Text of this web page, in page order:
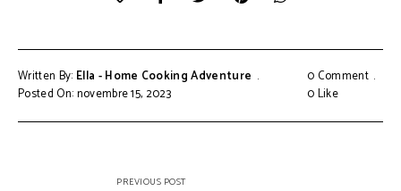
Written By: Ella - Home Cooking Adventure
Posted On: novembre 15, 2023
0 Comment
0Like
PREVIOUS POST